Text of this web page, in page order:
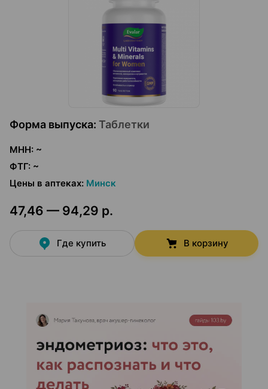
Форма выпуска: Таблетки
МНН: ~
ФТГ: ~
Цены в аптеках: Минск
47,46 — 94,29 р.
Где купить В корзину